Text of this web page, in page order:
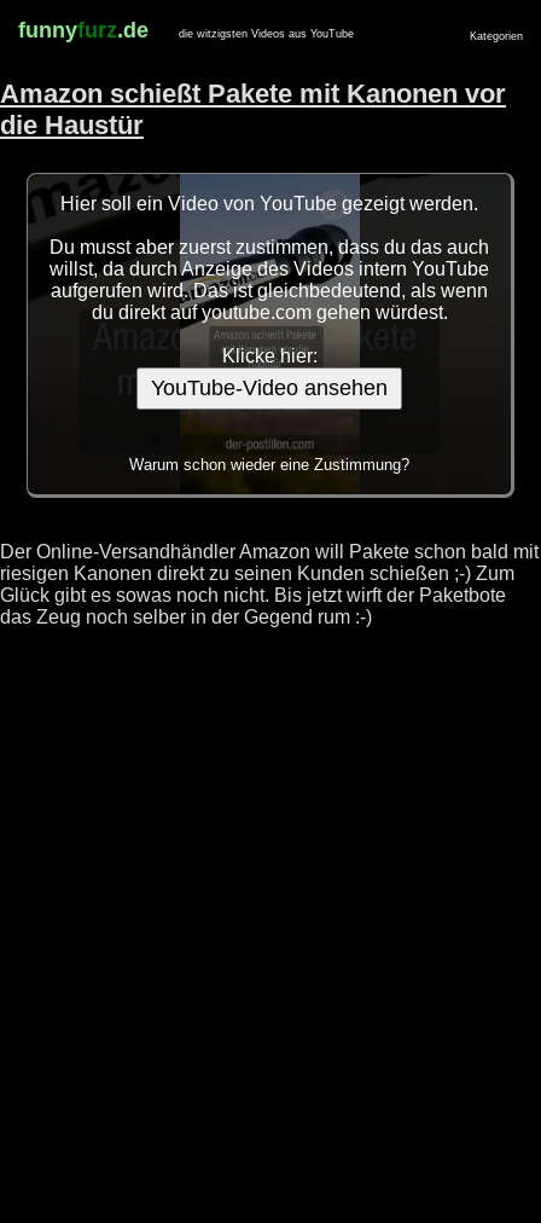
funnyfurz.de die witzigsten Videos aus YouTube Kategorien
Amazon schießt Pakete mit Kanonen vor
die Haustür
Hier soll ein Video von YouTube gezeigt werden.
Du musst aber zuerst zustimmen, dass du das auch
willst, da durch Anzeige des Videos intern YouTube
aufgerufen wird. Das ist gleichbedeutend, als wenn
du direkt auf youtube.com gehen würdest.
Klicke hier:
YouTube-Video ansehen
Warum schon wieder eine Zustimmung?
Der Online-Versandhändler Amazon will Pakete schon bald mit
riesigen Kanonen direkt zu seinen Kunden schießen ;-) Zum
Glück gibt es sowas noch nicht. Bis jetzt wirft der Paketbote
das Zeug noch selber in der Gegend rum :-)